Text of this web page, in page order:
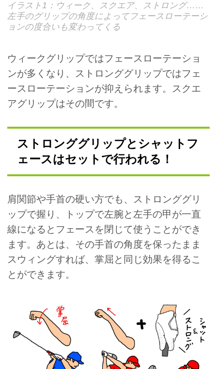
イラスト1：ウィーク、スクエア、ストロング……
左手のグリップの角度によってフェースローテーシ
ョンの度合いも変わってくる
ウィークグリップではフェースローテーショ
ンが多くなり、ストロンググリップではフェ
ースローテーションが抑えられます。スクエ
アグリップはその間です。
ストロンググリップとシャットフ
ェースはセットで行われる！
肩関節や手首の硬い方でも、ストロンググリ
ップで握り、トップで左腕と左手の甲が一直
線になるとフェースを閉じて使うことができ
ます。あとは、その手首の角度を保ったまま
スウィングすれば、掌屈と同じ効果を得るこ
とができます。